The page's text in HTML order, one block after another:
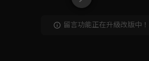
留言功能正在升級改版中